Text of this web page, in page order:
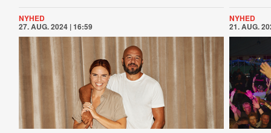
NYHED
27. AUG. 2024 | 16:59
NYHED
21. AUG.